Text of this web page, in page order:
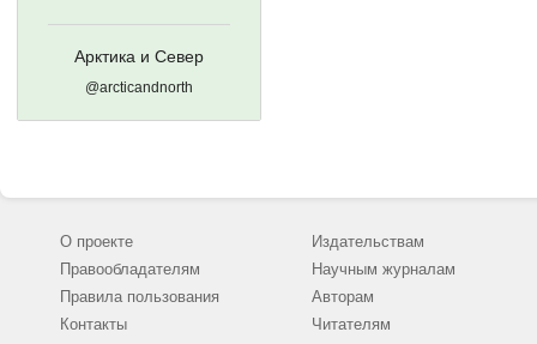
Арктика и Север
@arcticandnorth
О проекте
Правообладателям
Правила пользования
Контакты
Издательствам
Научным журналам
Авторам
Читателям